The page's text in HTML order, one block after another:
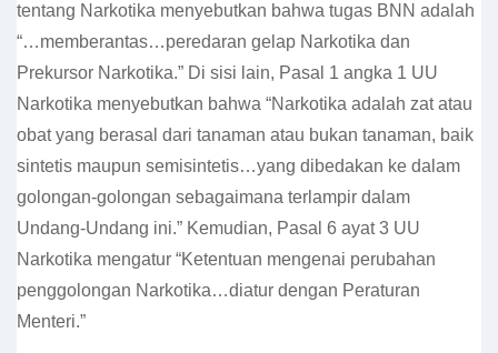
tentang Narkotika menyebutkan bahwa tugas BNN adalah
“…memberantas…peredaran gelap Narkotika dan
Prekursor Narkotika.” Di sisi lain, Pasal 1 angka 1 UU
Narkotika menyebutkan bahwa “Narkotika adalah zat atau
obat yang berasal dari tanaman atau bukan tanaman, baik
sintetis maupun semisintetis…yang dibedakan ke dalam
golongan-golongan sebagaimana terlampir dalam
Undang-Undang ini.” Kemudian, Pasal 6 ayat 3 UU
Narkotika mengatur “Ketentuan mengenai perubahan
penggolongan Narkotika…diatur dengan Peraturan
Menteri.”